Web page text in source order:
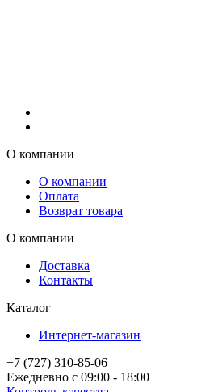
О компании
О компании
Оплата
Возврат товара
О компании
Доставка
Контакты
Каталог
Интернет-магазин
+7 (727) 310-85-06
Ежедневно с 09:00 - 18:00